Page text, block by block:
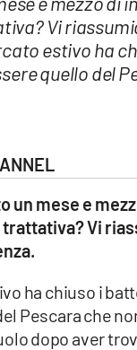
Vi
estivo ha
quello del
un mese e
Vi
ha chiuso i
Pescara che
dopo aver